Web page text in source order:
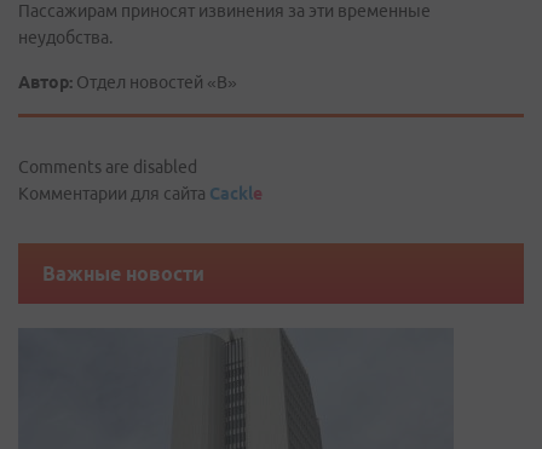
Пассажирам приносят извинения за эти временные
неудобства.
Автор: Отдел новостей «В»
Comments are disabled
Комментарии для сайта Cackle
Важные новости